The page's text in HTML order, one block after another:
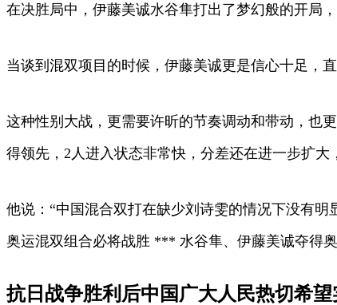
在决胜局中，伊藤美诚水谷隼打出了梦幻般的开局
当谈到混双项目的时候，伊藤美诚更是信心十足，
这种性别大战，更需要许昕的节奏调动和带动，也
得领先，2人进入状态非常快，分差还在进一步扩大
他说：“中国混合双打在缺少刘诗雯的情况下没有
奥运混双组合必将战胜 *** 水谷隼、伊藤美诚夺得奥
抗日战争胜利后中国广大人民热切希